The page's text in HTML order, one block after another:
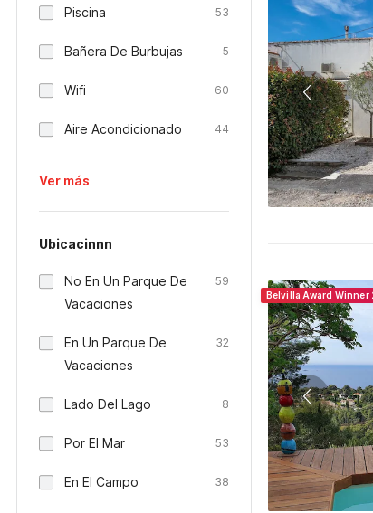
Piscina 53
Bañera De Burbujas 5
Wifi 60
Aire Acondicionado 44
Ver más
Ubicacinnn
No En Un Parque De
Vacaciones
59
En Un Parque De
Vacaciones
32
Lado Del Lago 8
Por El Mar 53
En El Campo 38
Belvilla Award Winner